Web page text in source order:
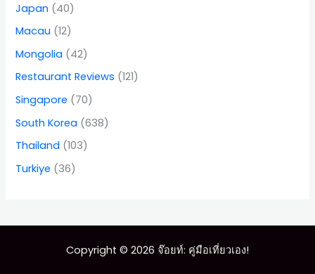
Japan (40)
Macau (12)
Mongolia (42)
Restaurant Reviews (121)
Singapore (70)
South Korea (638)
Thailand (103)
Turkiye (36)
Copyright © 2026 จ๊อยท์: คู่มือเที่ยวเอง!